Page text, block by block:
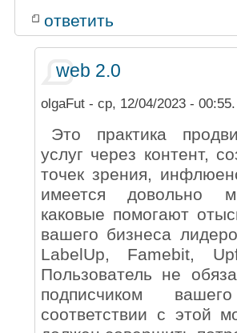
ответить
web 2.0
olgaFut- ср, 12/04/2023 - 00:55.
Это практика
услуг через контент,
точек зрения,
имеется довольно
каковые помогают
вашего бизнеса
LabelUp, Famebit,
Пользователь не
подписчиком
соответствии с этой